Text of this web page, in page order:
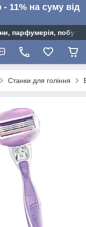
11% на суму від
парфумерія,
Станки для гоління